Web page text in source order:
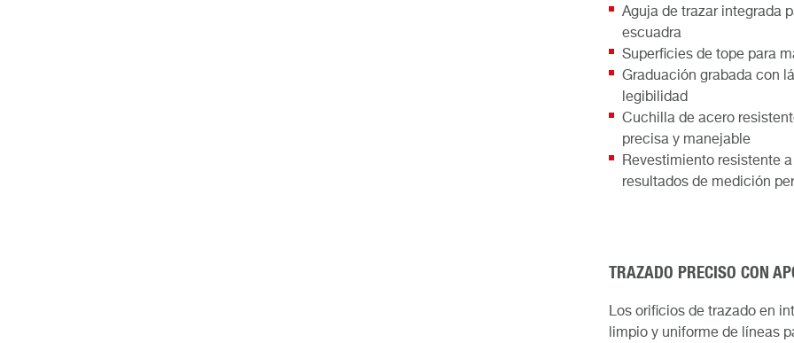
Aguja de trazar integrada
escuadra
Superficies de tope para
Graduación grabada con
legibilidad
Cuchilla de acero
precisa y manejable
Revestimiento resistente
resultados de medición
TRAZADO PRECISO CON
Los orificios de trazado en
limpio y uniforme de líneas